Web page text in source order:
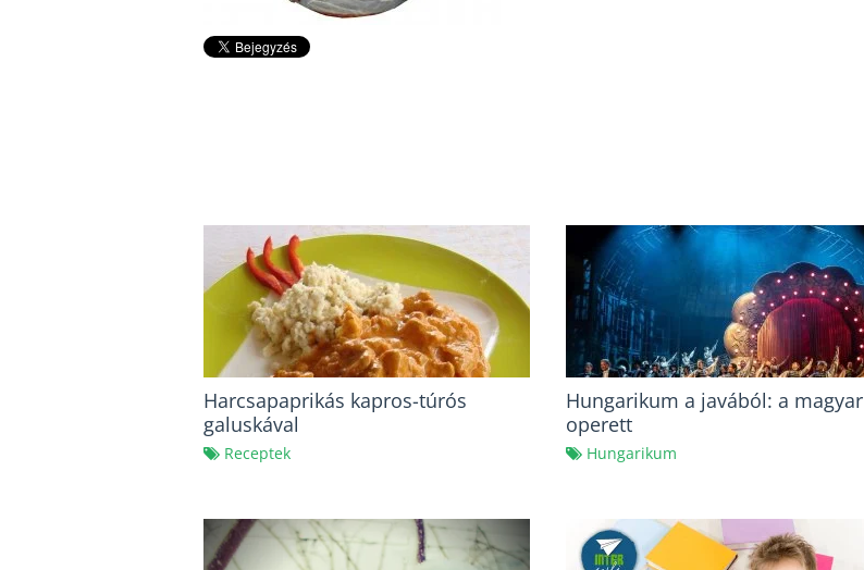
Harcsapaprikás kapros-túrós
galuskával
Receptek
Hungarikum a javából: a magyar
operett
Hungarikum